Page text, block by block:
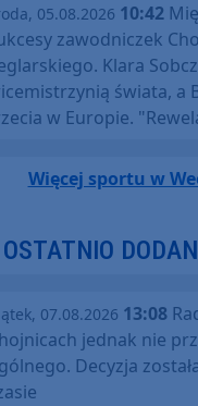
05.08.2026 10:42
zawodniczek
Klara
świata, a
w Europie.
Więcej sportu w
OSTATNIO
07.08.2026 13:08
jednak nie
Decyzja